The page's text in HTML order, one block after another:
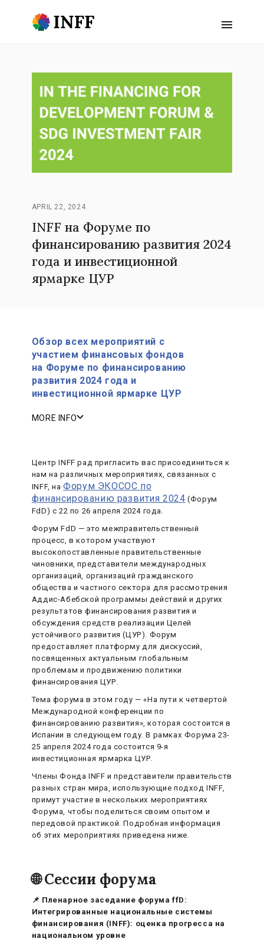
APRIL 22, 2024
INFF на Форуме по
финансированию развития 2024
года и инвестиционной
ярмарке ЦУР
Обзор всех мероприятий с
участием финансовых фондов
на Форуме по финансированию
развития 2024 года и
инвестиционной ярмарке ЦУР
MORE INFO
Центр INFF рад пригласить вас присоединиться к
нам на различных мероприятиях, связанных с
INFF, наФорум ЭКОСОС по
финансированию развития 2024 (Форум
FdD) с 22 по 26 апреля 2024 года.
Форум FdD — это межправительственный
процесс, в котором участвуют
высокопоставленные правительственные
чиновники, представители международных
организаций, организаций гражданского
общества и частного сектора для рассмотрения
Аддис-Абебской программы действий и других
результатов финансирования развития и
обсуждения средств реализации Целей
устойчивого развития (ЦУР). Форум
предоставляет платформу для дискуссий,
посвященных актуальным глобальным
проблемам и продвижению политики
финансирования ЦУР.
Тема форума в этом году — «На пути к четвертой
Международной конференции по
финансированию развития», которая состоится в
Испании в следующем году. В рамках Форума 23-
25 апреля 2024 года состоится 9-я
инвестиционная ярмарка ЦУР.
Члены Фонда INFF и представители правительств
разных стран мира, использующие подход INFF,
примут участие в нескольких мероприятиях
Форума, чтобы поделиться своим опытом и
передовой практикой. Подробная информация
об этих мероприятиях приведена ниже.
🌐 Сессии форума
📌 Пленарное заседание форума ffD:
Интегрированные национальные системы
финансирования (INFF): оценка прогресса на
национальном уровне